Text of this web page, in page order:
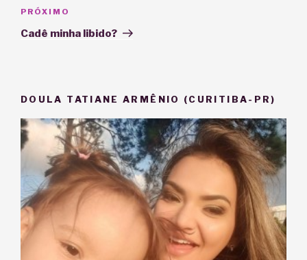
Próximo
post
PRÓXIMO
Cadê minha libido?
DOULA TATIANE ARMÊNIO (CURITIBA-PR)